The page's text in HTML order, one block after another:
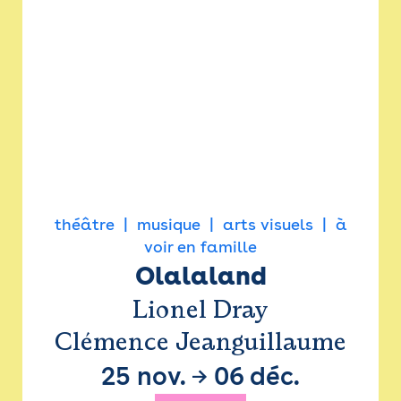
théâtre musique arts visuels
à
voir en famille
Olalaland
Lionel Dray
Clémence Jeanguillaume
25 nov. → 06 déc.